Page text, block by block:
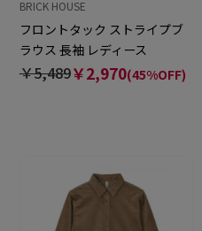
BRICK HOUSE
フロントタック ストライプブ
ラウス 長袖 レディース
￥5,489￥2,970(45%OFF)